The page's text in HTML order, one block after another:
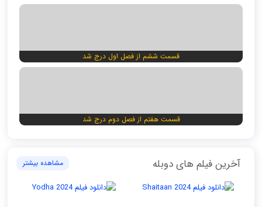
قسمت ششم از فصل اول درج شد
قسمت هفتم از فصل دوم درج شد
مشاهده بیشتر آخرین فیلم های دوبله